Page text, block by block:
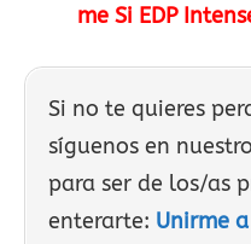
me Si EDP
Si no te quieres
síguenos en
para ser de los/as
enterarte: Unirme